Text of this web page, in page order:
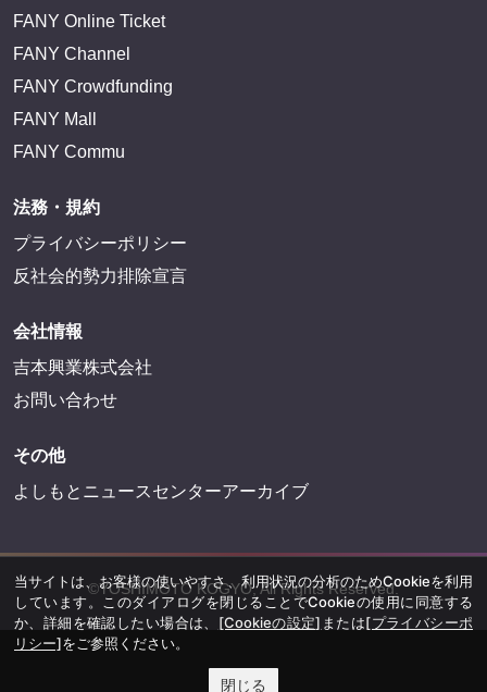
FANY Online Ticket
FANY Channel
FANY Crowdfunding
FANY Mall
FANY Commu
法務・規約
プライバシーポリシー
反社会的勢力排除宣言
会社情報
吉本興業株式会社
お問い合わせ
その他
よしもとニュースセンターアーカイブ
©YOSHIMOTO KOGYO, All Rights Reserved.
当サイトは、お客様の使いやすさ、利用状況の分析のためCookieを利用
しています。このダイアログを閉じることでCookieの使用に同意する
か、詳細を確認したい場合は、 [Cookieの設定] または[プライバシーポ
リシー]をご参照ください。
閉じる